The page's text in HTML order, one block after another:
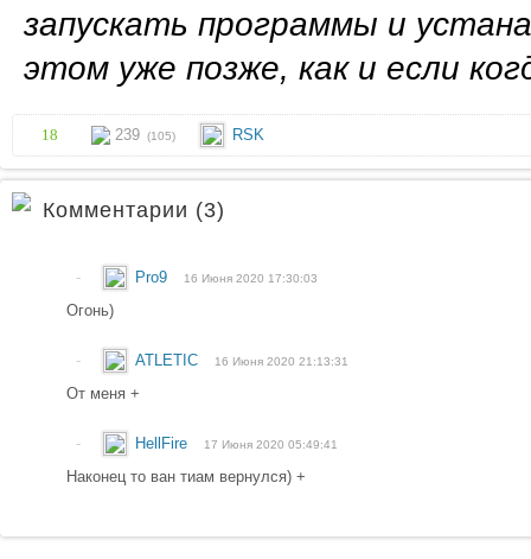
запускать программы и
этом уже позже, как и если
18 239 (105) RSK
Комментарии (3)
- Pro9 16 Июня 2020 17:30:03
Огонь)
- ATLETIC 16 Июня 2020 21:13:31
От меня +
- HellFire 17 Июня 2020 05:49:41
Наконец то ван тиам вернулся) +